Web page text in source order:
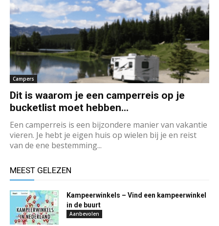
Campers
Dit is waarom je een camperreis op je
bucketlist moet hebben...
Een camperreis is een bijzondere manier van vakantie
vieren. Je hebt je eigen huis op wielen bij je en reist
van de ene bestemming...
MEEST GELEZEN
Kampeerwinkels – Vind een kampeerwinkel
in de buurt
Aanbevolen